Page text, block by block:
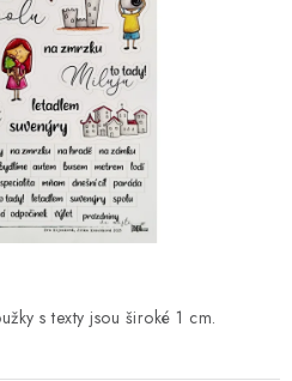
Oblíbené ♥️
podmínky
Ověřování recenzí
s texty jsou široké 1 cm.